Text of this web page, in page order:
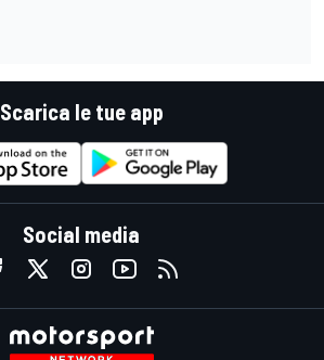
Scarica le tue app
Social media